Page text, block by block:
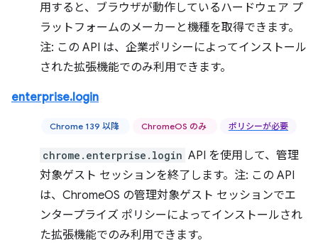
用すると、ブラウザが動作しているハードウェア プ
ラットフォームのメーカーと機種を取得できます。
注: この API は、企業ポリシーによってインストール
された拡張機能でのみ利用できます。
enterprise.login
Chrome 139 以降 ChromeOS のみ ポリシーが必要
chrome.enterprise.login API を使用して、管理
対象ゲスト セッションを終了します。注: この API
は、ChromeOS の管理対象ゲスト セッションでエ
ンタープライズ ポリシーによってインストールされ
た拡張機能でのみ利用できます。